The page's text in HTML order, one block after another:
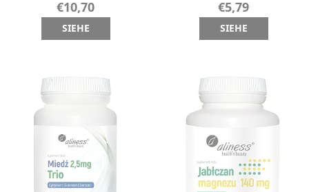
€10,70
SIEHE
€5,79
SIEHE